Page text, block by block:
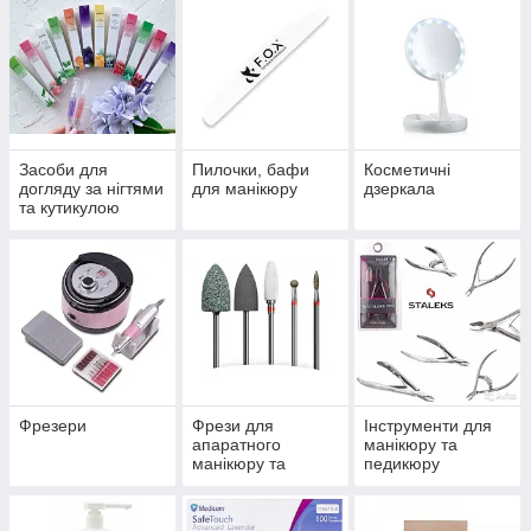
Засоби для
догляду за нігтями
та кутикулою
Пилочки, бафи
для манікюру
Косметичні
дзеркала
Фрезери
Фрези для
апаратного
манікюру та
Інструменти для
манікюру та
педикюру